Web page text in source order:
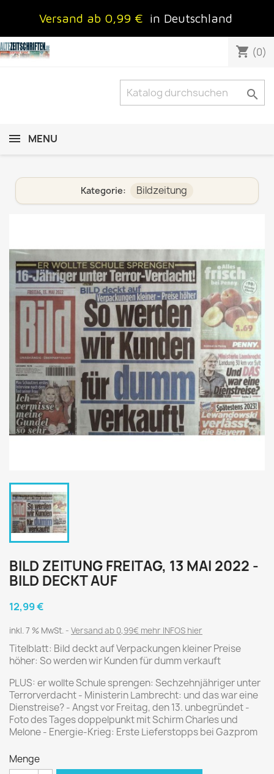
Versand ab 0,99 € in Deutschland
shopping_cart (0)

MENU
Kategorie: Bildzeitung
BILD ZEITUNG FREITAG, 13 MAI 2022 -
BILD DECKT AUF
12,99 €
inkl. 7 % MwSt. Versand ab 0,99€ mehr INFOS hier
Titelblatt: Bild deckt auf Verpackungen kleiner Preise
höher: So werden wir Kunden für dumm verkauft
PLUS: er wollte Schule sprengen: Sechzehnjähriger unter
Terrorverdacht - Ministerin Lambrecht: und das war eine
Dienstreise? - Angst vor Freitag, den 13. unbegründet -
Foto des Tages doppelpunkt mit Schirm Charles und
Melone - Energie-Krieg: Erste Lieferstopps bei Gazprom
Menge